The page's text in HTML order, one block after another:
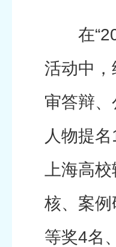
在
活动中
审答辩
人物提
上海高
核、案
等奖4名